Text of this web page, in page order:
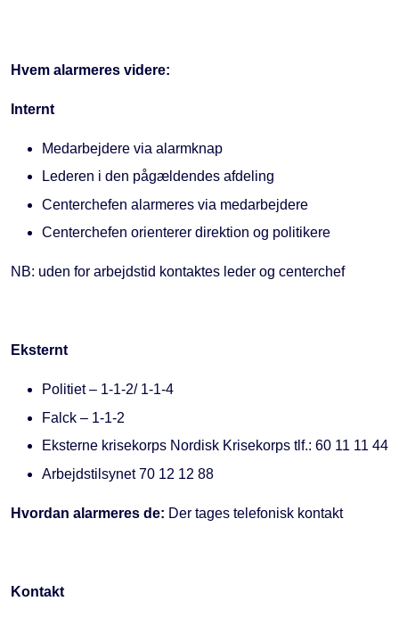
Hvem alarmeres videre:
Internt
Medarbejdere via alarmknap
Lederen i den pågældendes afdeling
Centerchefen alarmeres via medarbejdere
Centerchefen orienterer direktion og politikere
NB: uden for arbejdstid kontaktes leder og centerchef
Eksternt
Politiet – 1-1-2/ 1-1-4
Falck – 1-1-2
Eksterne krisekorps Nordisk Krisekorps tlf.: 60 11 11 44
Arbejdstilsynet 70 12 12 88
Hvordan alarmeres de: Der tages telefonisk kontakt
Kontakt